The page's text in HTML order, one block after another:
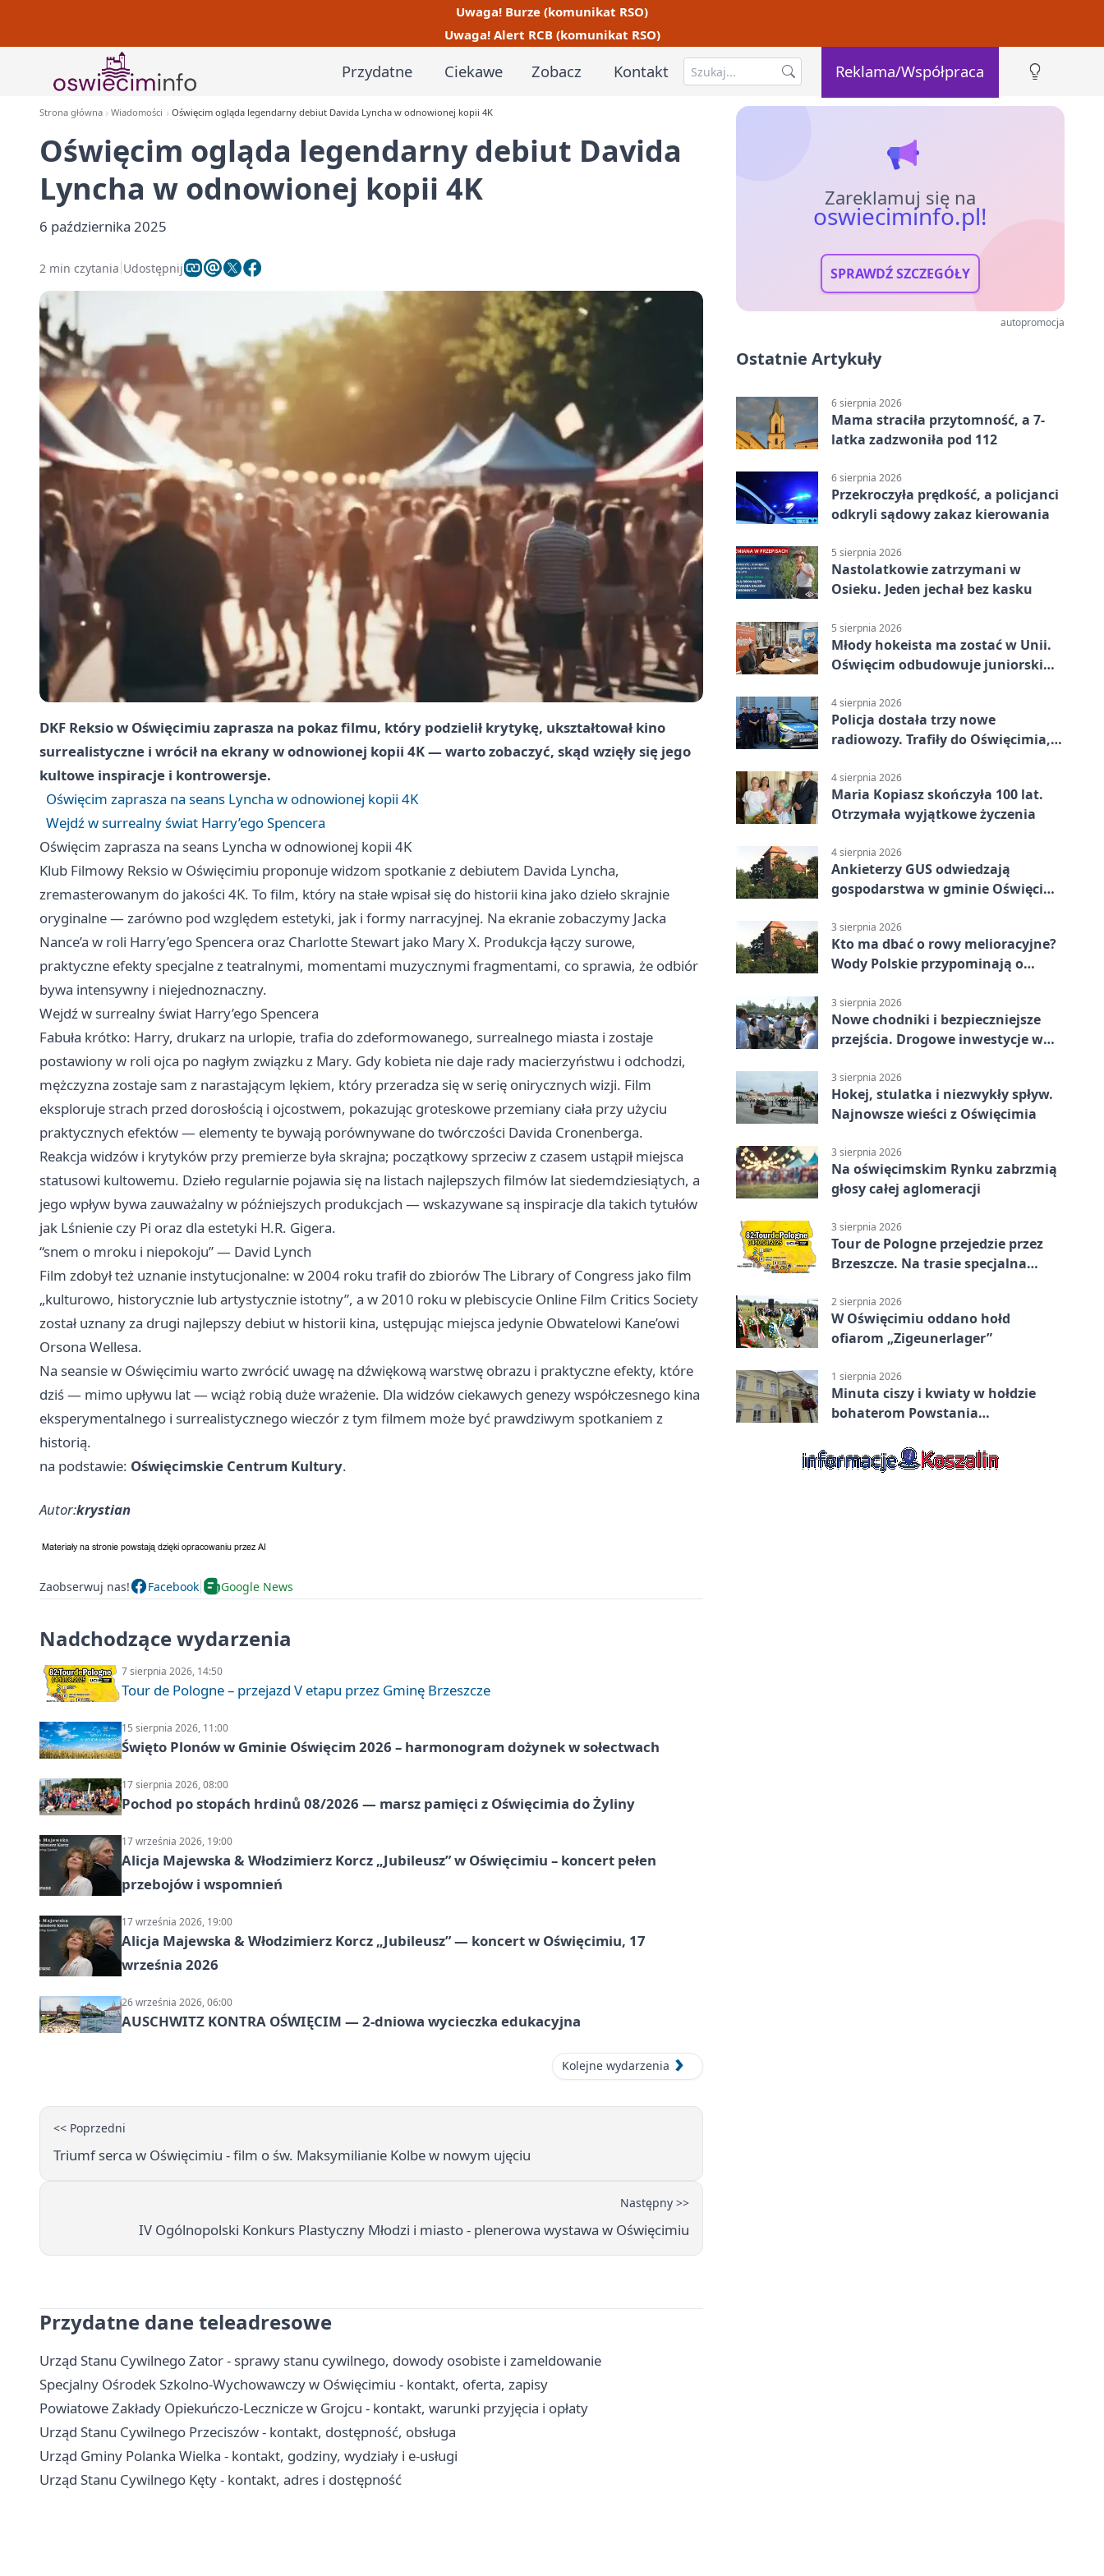
Uwaga! Burze (komunikat RSO)
Uwaga! Alert RCB (komunikat RSO)
Przydatne Ciekawe Zobacz Kontakt Reklama/Współpraca
Strona główna Wiadomości Oświęcim ogląda legendarny debiut Davida Lyncha w odnowionej kopii 4K
Oświęcim ogląda legendarny debiut Davida
Lyncha w odnowionej kopii 4K
6 października 2025
2 min czytania Udostępnij
DKF Reksio w Oświęcimiu zaprasza na pokaz filmu, który podzielił krytykę, ukształtował kino
surrealistyczne i wrócił na ekrany w odnowionej kopii 4K — warto zobaczyć, skąd wzięły się jego
kultowe inspiracje i kontrowersje.
Oświęcim zaprasza na seans Lyncha w odnowionej kopii 4K
Wejdź w surrealny świat Harry’ego Spencera
Oświęcim zaprasza na seans Lyncha w odnowionej kopii 4K
Klub Filmowy Reksio w Oświęcimiu proponuje widzom spotkanie z debiutem Davida Lyncha,
zremasterowanym do jakości 4K. To film, który na stałe wpisał się do historii kina jako dzieło skrajnie
oryginalne — zarówno pod względem estetyki, jak i formy narracyjnej. Na ekranie zobaczymy Jacka
Nance’a w roli Harry’ego Spencera oraz Charlotte Stewart jako Mary X. Produkcja łączy surowe,
praktyczne efekty specjalne z teatralnymi, momentami muzycznymi fragmentami, co sprawia, że odbiór
bywa intensywny i niejednoznaczny.
Wejdź w surrealny świat Harry’ego Spencera
Fabuła krótko: Harry, drukarz na urlopie, trafia do zdeformowanego, surrealnego miasta i zostaje
postawiony w roli ojca po nagłym związku z Mary. Gdy kobieta nie daje rady macierzyństwu i odchodzi,
mężczyzna zostaje sam z narastającym lękiem, który przeradza się w serię onirycznych wizji. Film
eksploruje strach przed dorosłością i ojcostwem, pokazując groteskowe przemiany ciała przy użyciu
praktycznych efektów — elementy te bywają porównywane do twórczości Davida Cronenberga.
Reakcja widzów i krytyków przy premierze była skrajna; początkowy sprzeciw z czasem ustąpił miejsca
statusowi kultowemu. Dzieło regularnie pojawia się na listach najlepszych filmów lat siedemdziesiątych, a
jego wpływ bywa zauważalny w późniejszych produkcjach — wskazywane są inspiracje dla takich tytułów
jak Lśnienie czy Pi oraz dla estetyki H.R. Gigera.
“snem o mroku i niepokoju” — David Lynch
Film zdobył też uznanie instytucjonalne: w 2004 roku trafił do zbiorów The Library of Congress jako film
„kulturowo, historycznie lub artystycznie istotny”, a w 2010 roku w plebiscycie Online Film Critics Society
został uznany za drugi najlepszy debiut w historii kina, ustępując miejsca jedynie Obwatelowi Kane’owi
Orsona Wellesa.
Na seansie w Oświęcimiu warto zwrócić uwagę na dźwiękową warstwę obrazu i praktyczne efekty, które
dziś — mimo upływu lat — wciąż robią duże wrażenie. Dla widzów ciekawych genezy współczesnego kina
eksperymentalnego i surrealistycznego wieczór z tym filmem może być prawdziwym spotkaniem z
historią.
na podstawie: Oświęcimskie Centrum Kultury.
Autor:krystian
Zaobserwuj nas! Facebook Google News
Nadchodzące wydarzenia
7 sierpnia 2026, 14:50
Tour de Pologne – przejazd V etapu przez Gminę Brzeszcze
15 sierpnia 2026, 11:00
Święto Plonów w Gminie Oświęcim 2026 – harmonogram dożynek w sołectwach
17 sierpnia 2026, 08:00
Pochod po stopách hrdinů 08/2026 — marsz pamięci z Oświęcimia do Żyliny
17 września 2026, 19:00
Alicja Majewska & Włodzimierz Korcz „Jubileusz” w Oświęcimiu – koncert pełen
przebojów i wspomnień
17 września 2026, 19:00
Alicja Majewska & Włodzimierz Korcz „Jubileusz” — koncert w Oświęcimiu, 17
września 2026
26 września 2026, 06:00
AUSCHWITZ KONTRA OŚWIĘCIM — 2‑dniowa wycieczka edukacyjna
Kolejne wydarzenia
<< Poprzedni
Triumf serca w Oświęcimiu - film o św. Maksymilianie Kolbe w nowym ujęciu
Następny >>
IV Ogólnopolski Konkurs Plastyczny Młodzi i miasto - plenerowa wystawa w Oświęcimiu
Przydatne dane teleadresowe
Urząd Stanu Cywilnego Zator - sprawy stanu cywilnego, dowody osobiste i zameldowanie
Specjalny Ośrodek Szkolno-Wychowawczy w Oświęcimiu - kontakt, oferta, zapisy
Powiatowe Zakłady Opiekuńczo-Lecznicze w Grojcu - kontakt, warunki przyjęcia i opłaty
Urząd Stanu Cywilnego Przeciszów - kontakt, dostępność, obsługa
Urząd Gminy Polanka Wielka - kontakt, godziny, wydziały i e-usługi
Urząd Stanu Cywilnego Kęty - kontakt, adres i dostępność
Zareklamuj się na
oswieciminfo.pl!
SPRAWDŹ SZCZEGÓŁY
autopromocja
Ostatnie Artykuły
6 sierpnia 2026
Mama straciła przytomność, a 7-
latka zadzwoniła pod 112
6 sierpnia 2026
Przekroczyła prędkość, a policjanci
odkryli sądowy zakaz kierowania
5 sierpnia 2026
Nastolatkowie zatrzymani w
Osieku. Jeden jechał bez kasku
5 sierpnia 2026
Młody hokeista ma zostać w Unii.
Oświęcim odbudowuje juniorski
4 sierpnia 2026
Policja dostała trzy nowe
radiowozy. Trafiły do Oświęcimia,
4 sierpnia 2026
Maria Kopiasz skończyła 100 lat.
Otrzymała wyjątkowe życzenia
4 sierpnia 2026
Ankieterzy GUS odwiedzają
gospodarstwa w gminie Oświęcim.
3 sierpnia 2026
Kto ma dbać o rowy melioracyjne?
Wody Polskie przypominają o
3 sierpnia 2026
Nowe chodniki i bezpieczniejsze
przejścia. Drogowe inwestycje w
3 sierpnia 2026
Hokej, stulatka i niezwykły spływ.
Najnowsze wieści z Oświęcimia
3 sierpnia 2026
Na oświęcimskim Rynku zabrzmią
głosy całej aglomeracji
3 sierpnia 2026
Tour de Pologne przejedzie przez
Brzeszcze. Na trasie specjalna
2 sierpnia 2026
W Oświęcimiu oddano hołd
ofiarom „Zigeunerlager”
1 sierpnia 2026
Minuta ciszy i kwiaty w hołdzie
bohaterom Powstania